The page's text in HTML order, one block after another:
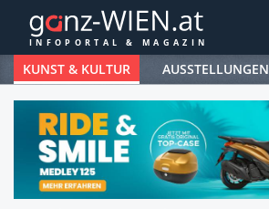
KUNST & KULTUR AUSSTELLUNGEN